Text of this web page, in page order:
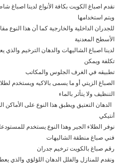
نقدم اصباغ الكويت بكافة الأنواع لدينا اصباغ
ويتم استخدامها
للجدران الداخلية والخارجية كما أن هذا النوع
الأسطح المعدنية
لدينا اصباغ الشاليهات والدهان الترخيم
تكلفة ويمكن
تطبيقه في الغرف الجلوس والمكاتب
الصباغ الزيتي أو ما يسمى بالاكيه ويستخدم
التنظيف ولا يتأثر بالماء
الدهان التعتيق ويطبق هذا النوع على الأماكن
أنتيكي
نوفر الطلاء الجير وهذا النوع يستخدم
فني صباغ منطقة الشاليهات
رقم صباغ بالكويت ترخيم جدران
ونقدم للمنازل والفلل الدهان اللؤلؤي والذي